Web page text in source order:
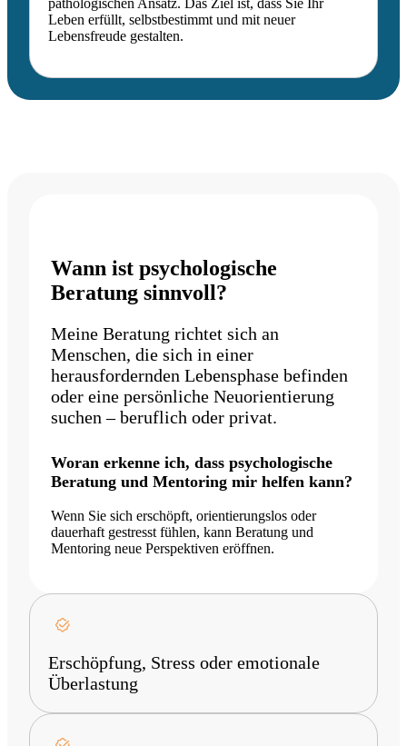
pathologischen Ansatz. Das Ziel ist, dass Sie Ihr
Leben erfüllt, selbstbestimmt und mit neuer
Lebensfreude gestalten.
Wann ist psychologische
Beratung sinnvoll?
Meine Beratung richtet sich an
Menschen, die sich in einer
herausfordernden Lebensphase befinden
oder eine persönliche Neuorientierung
suchen – beruflich oder privat.
Woran erkenne ich, dass psychologische
Beratung und Mentoring mir helfen kann?
Wenn Sie sich erschöpft, orientierungslos oder
dauerhaft gestresst fühlen, kann Beratung und
Mentoring neue Perspektiven eröffnen.
Erschöpfung, Stress oder emotionale
Überlastung